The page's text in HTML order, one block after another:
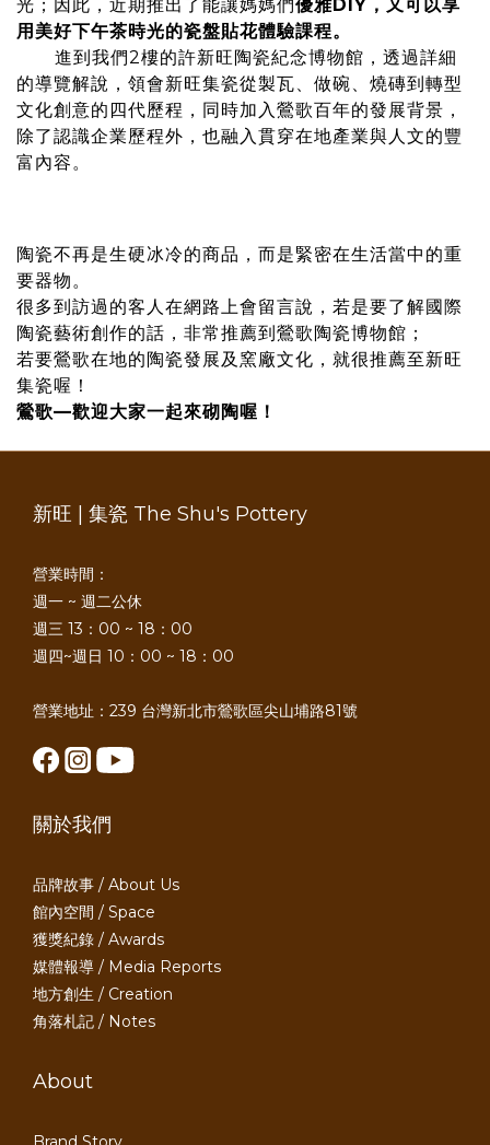
光；因此，近期推出了能讓媽媽們優雅DIY，又可以享
用美好下午茶時光的瓷盤貼花體驗課程。
進到我們2樓的許新旺陶瓷紀念博物館，透過詳細
的導覽解說，領會新旺集瓷從製瓦、做碗、燒磚到轉型
文化創意的四代歷程，同時加入鶯歌百年的發展背景，
除了認識企業歷程外，也融入貫穿在地產業與人文的豐
富內容。
陶瓷不再是生硬冰冷的商品，而是緊密在生活當中的重
要器物。
很多到訪過的客人在網路上會留言說，若是要了解國際
陶瓷藝術創作的話，非常推薦到鶯歌陶瓷博物館；
若要鶯歌在地的陶瓷發展及窯廠文化，就很推薦至新旺
集瓷喔！
鶯歌—歡迎大家一起來砌陶喔！
新旺 | 集瓷 The Shu's Pottery
營業時間：
週一 ~ 週二公休
週三 13：00 ~ 18：00
週四~週日 10：00 ~ 18：00
營業地址：239 台灣新北市鶯歌區尖山埔路81號
關於我們
品牌故事 / About Us
館內空間 / Space
獲獎紀錄 / Awards
媒體報導 / Media Reports
地方創生 / Creation
角落札記 / Notes
About